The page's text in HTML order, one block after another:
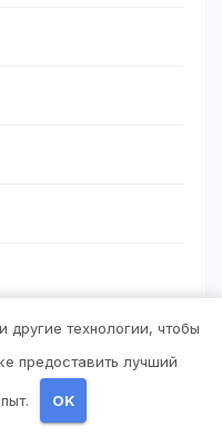
другие технологии, чтобы
предоставить лучший
OK